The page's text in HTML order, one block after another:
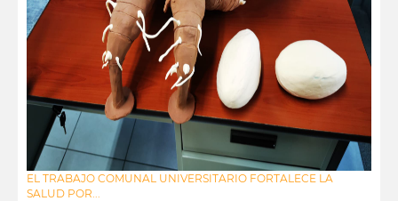
EL TRABAJO COMUNAL UNIVERSITARIO FORTALECE LA
SALUD POR...